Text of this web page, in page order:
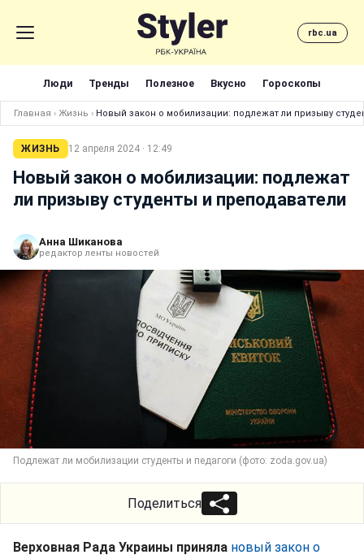
rbc.ua
Люди Тренды Полезное Вкусно Гороскопы
Главная › Жизнь › Новый закон о мобилизации: подлежат ли призыву
ЖИЗНЬ 12 апреля 2024 · 12:49
Новый закон о мобилизации: подлежат
ли призыву студенты и преподаватели
Анна Шиканова
редактор ленты новостей
Подлежат ли мобилизации студенты и педагоги (фото: zoda.gov.ua)
Поделиться
Верховная Рада Украины приняла новый закон о